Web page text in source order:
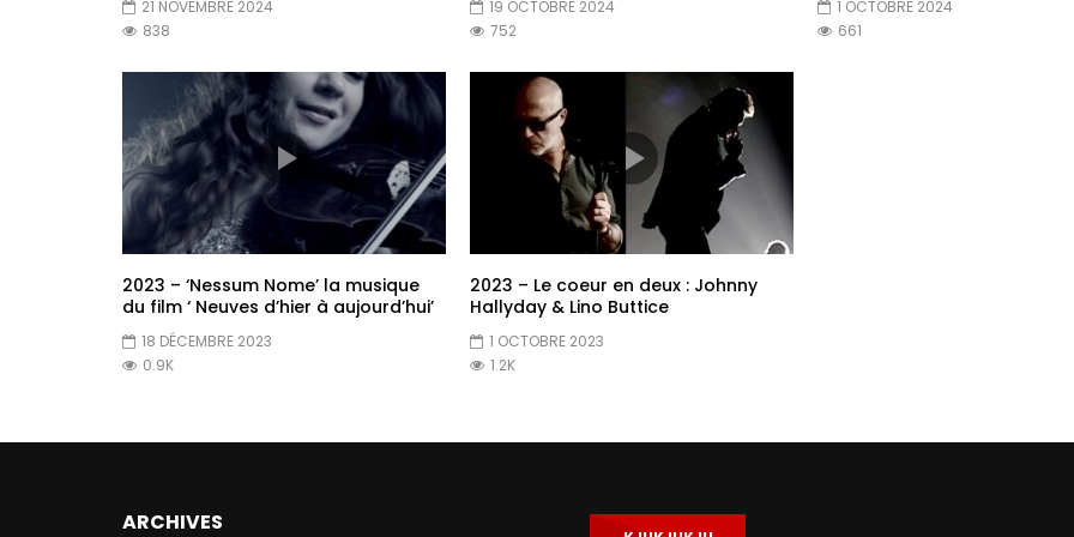
21 NOVEMBRE 2024
838
19 OCTOBRE 2024
752
1 OCTOBRE 2024
661
2023 – ‘Nessum Nome’ la musique
du film ‘ Neuves d’hier à aujourd’hui’
18 DÉCEMBRE 2023
0.9K
2023 – Le coeur en deux : Johnny
Hallyday & Lino Buttice
1 OCTOBRE 2023
1.2K
ARCHIVES